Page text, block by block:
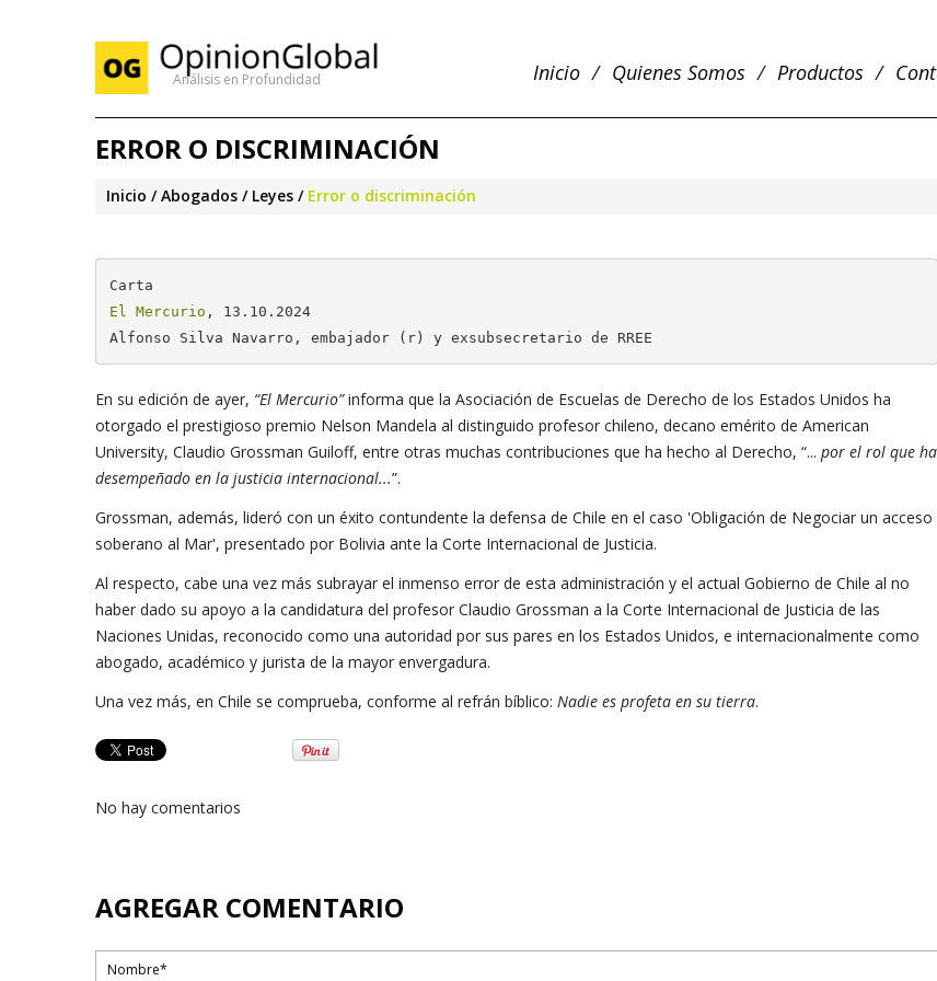
Análisis en Profundidad Inicio Quienes Somos Productos
ERROR O DISCRIMINACIÓN
Inicio Abogados / Leyes Error o discriminación
El Mercurio , 13.10.2024
Alfonso Silva Navarro, embajador (r) y exsubsecretario de RREE
En su edición de ayer, “El Mercurio”informa que la Asociación de Escuelas de Derecho de los Estados Unidos ha
otorgado el prestigioso premio Nelson Mandela al distinguido profesor chileno, decano emérito de American
University, Claudio Grossman Guiloff, entre otras muchas contribuciones que ha hecho al Derecho, “... por el rol que ha
desempeñado en la justicia internacional...”.
Grossman, además, lideró con un éxito contundente la defensa de Chile en el caso 'Obligación de Negociar un acceso
soberano al Mar', presentado por Bolivia ante la Corte Internacional de Justicia.
Al respecto, cabe una vez más subrayar el inmenso error de esta administración y el actual Gobierno de Chile al no
haber dado su apoyo a la candidatura del profesor Claudio Grossman a la Corte Internacional de Justicia de las
Naciones Unidas, reconocido como una autoridad por sus pares en los Estados Unidos, e internacionalmente como
abogado, académico y jurista de la mayor envergadura.
Una vez más, en Chile se comprueba, conforme al refrán bíblico: Nadie es profeta en su tierra.
No hay comentarios
AGREGAR COMENTARIO